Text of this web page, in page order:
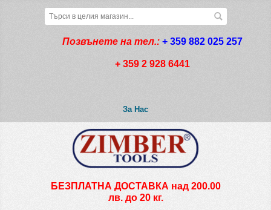
Позвънете на тел.: + 359 882 025 257
+ 359 2 928 6441
За Нас
БЕЗПЛАТНА ДОСТАВКА над 200.00
лв. до 20 кг.